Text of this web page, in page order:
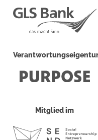
Deutsche
Mitglied im